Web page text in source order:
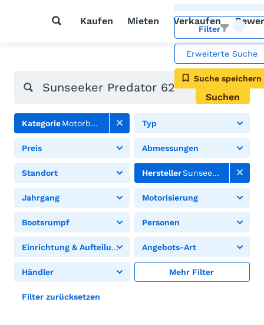
Kaufen Mieten Verkaufen
Filter
Erweiterte Suche
Suche speichern
Suchen
KategorieMotorboote Typ
Preis Abmessungen
Standort HerstellerSunseeker
Jahrgang Motorisierung
Bootsrumpf Personen
Einrichtung & Aufteilung Angebots-Art
Händler Mehr Filter
Filter zurücksetzen